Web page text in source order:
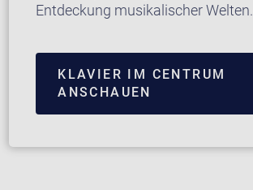
Entdeckung musikalischer Welten.
KLAVIER IM CENTRUM
ANSCHAUEN